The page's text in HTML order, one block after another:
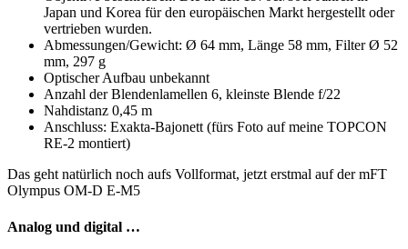
Japan und Korea für den europäischen Markt hergestellt oder
vertrieben wurden.
Abmessungen/Gewicht: Ø 64 mm, Länge 58 mm, Filter Ø 52
mm, 297 g
Optischer Aufbau unbekannt
Anzahl der Blendenlamellen 6, kleinste Blende f/22
Nahdistanz 0,45 m
Anschluss: Exakta-Bajonett (fürs Foto auf meine TOPCON
RE-2 montiert)
Das geht natürlich noch aufs Vollformat, jetzt erstmal auf der mFT
Olympus OM-D E-M5
Analog und digital …